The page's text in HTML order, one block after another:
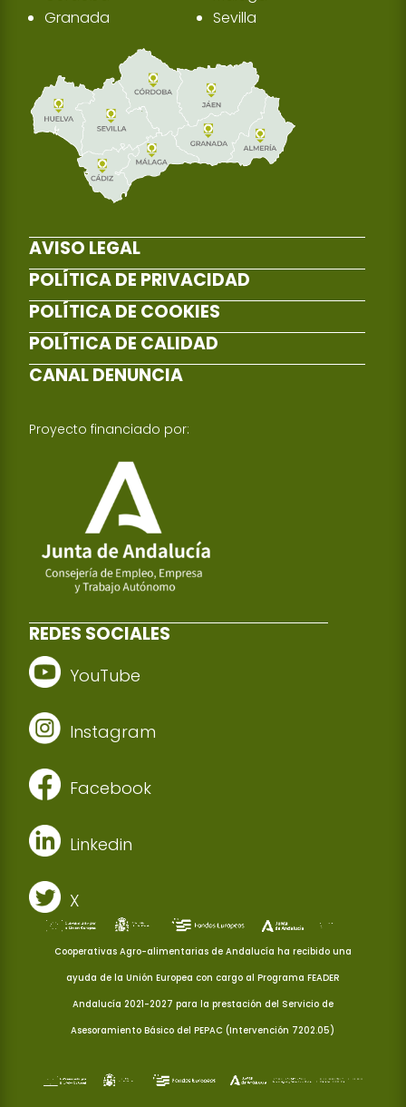
Granada
Sevilla
AVISO LEGAL
POLÍTICA DE PRIVACIDAD
POLÍTICA DE COOKIES
POLÍTICA DE CALIDAD
CANAL DENUNCIA
Proyecto financiado por:
REDES SOCIALES
YouTube
Instagram
Facebook
Linkedin
X
Cooperativas Agro-alimentarias de Andalucía ha recibido una
ayuda de la Unión Europea con cargo al Programa FEADER
Andalucía 2021-2027 para la prestación del Servicio de
Asesoramiento Básico del PEPAC (Intervención 7202.05)